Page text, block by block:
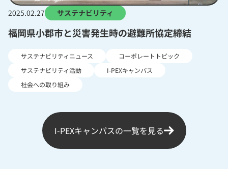
2025.02.27 サステナビリティ
福岡県小郡市と災害発生時の避難所協定締結
サステナビリティニュース
コーポレートトピック
サステナビリティ活動
I-PEXキャンパス
社会への取り組み
I-PEXキャンパスの一覧を見る